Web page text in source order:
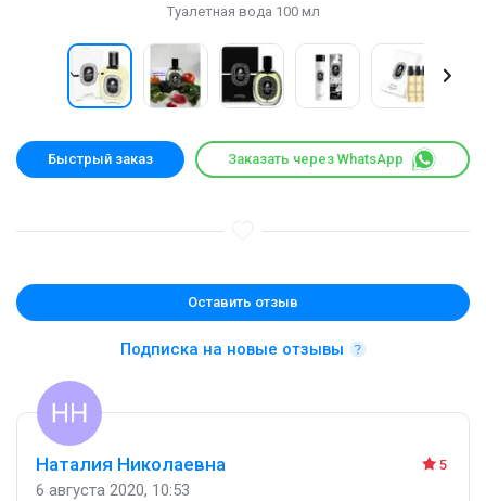
Туалетная вода 100 мл
Быстрый заказ Заказать через WhatsApp
Оставить отзыв
Подписка на новые отзывы
5
Наталия Николаевна
6 августа 2020, 10:53